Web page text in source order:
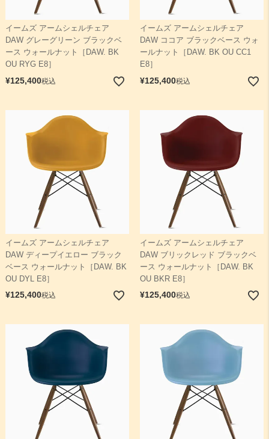
イームズ アームシェルチェア
DAW グレーグリーン ブラックベ
ース ウォールナット［DAW. BK
OU RYG E8］
¥125,400税込
イームズ アームシェルチェア
DAW ココア ブラックベース ウォ
ールナット［DAW. BK OU CC1
E8］
¥125,400税込
イームズ アームシェルチェア
DAW ディープイエロー ブラック
ベース ウォールナット［DAW. BK
OU DYL E8］
¥125,400税込
イームズ アームシェルチェア
DAW ブリックレッド ブラックベ
ース ウォールナット［DAW. BK
OU BKR E8］
¥125,400税込